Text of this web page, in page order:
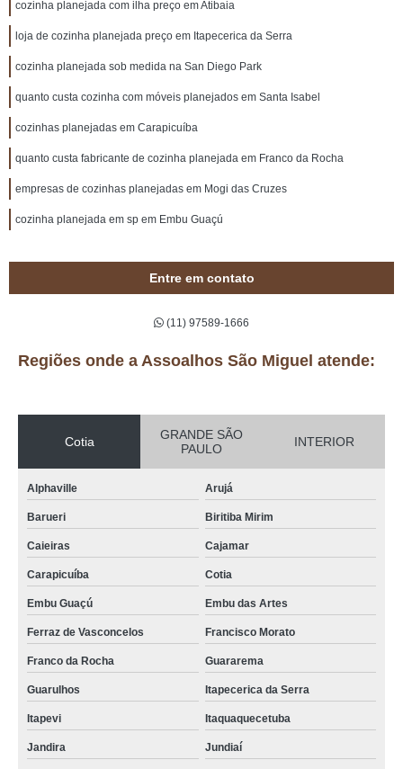
cozinha planejada com ilha preço em Atibaia
loja de cozinha planejada preço em Itapecerica da Serra
cozinha planejada sob medida na San Diego Park
quanto custa cozinha com móveis planejados em Santa Isabel
cozinhas planejadas em Carapicuíba
quanto custa fabricante de cozinha planejada em Franco da Rocha
empresas de cozinhas planejadas em Mogi das Cruzes
cozinha planejada em sp em Embu Guaçú
Entre em contato
(11) 97589-1666
Regiões onde a Assoalhos São Miguel atende:
Cotia
GRANDE SÃO
PAULO
INTERIOR
Alphaville Arujá
Barueri Biritiba Mirim
Caieiras Cajamar
Carapicuíba Cotia
Embu Guaçú Embu das Artes
Ferraz de Vasconcelos Francisco Morato
Franco da Rocha Guararema
Guarulhos Itapecerica da Serra
Itapevi Itaquaquecetuba
Jandira Jundiaí